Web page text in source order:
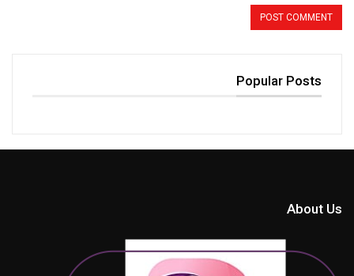
Popular Posts
About Us